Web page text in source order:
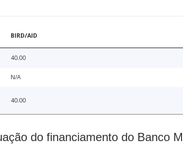
BIRD/AID
40.00
N/A
40.00
do financiamento do Banco